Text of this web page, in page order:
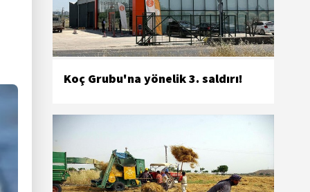
Koç Grubu'na yönelik 3. saldırı!